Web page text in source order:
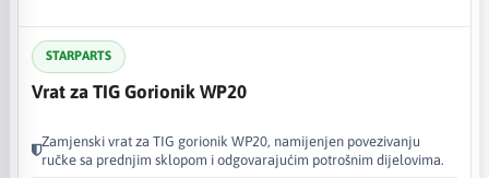
STARPARTS
Vrat za TIG Gorionik WP20
Zamjenski vrat za TIG gorionik WP20, namijenjen povezivanju
ručke sa prednjim sklopom i odgovarajućim potrošnim dijelovima.